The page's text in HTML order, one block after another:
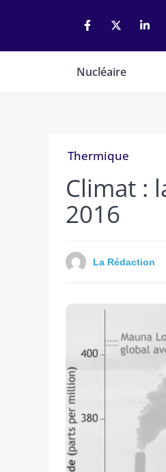
Nucléaire
Thermique
Climat :
2016
La Rédaction